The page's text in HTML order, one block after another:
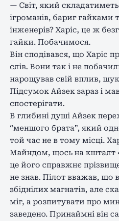
— Світ, який
ігроманів, бариг гайками
інженерів? Харіс, це ж
гайки. Побачимося.
Він сподівався, що Харіс
слів. Вони так і не
нарощував свій вплив,
Підсумок Айзек зараз і
спостерігати.
В глибині душі Айзек
“меншого брата”, який
той час не в тому місці.
Майндом, щось на кшталт
це його справжнє
не знав. Пілот вважав, що
збіднілих магнатів, але
міг, а розпитувати про
заведено. Принаймні він